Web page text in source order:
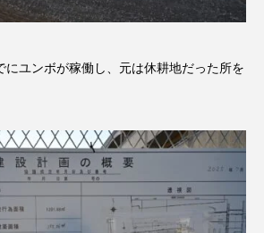
にユンボが稼働し、元は休耕地だった所を